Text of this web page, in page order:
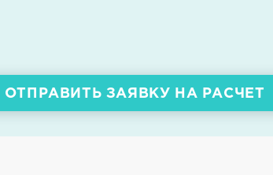
ОТПРАВИТЬ ЗАЯВКУ НА РАСЧЕТ